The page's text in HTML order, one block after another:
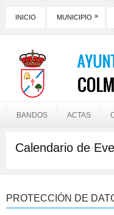
INICIO MUNICIPIO »
BANDOS ACTAS
Calendario de
PROTECCIÓN DE